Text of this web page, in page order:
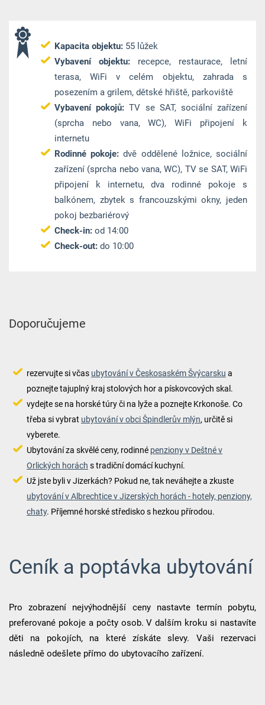
Kapacita objektu:55 lůžek
Vybavení objektu:recepce, restaurace, letní
terasa, WiFi v celém objektu, zahrada s
posezením a grilem, dětské hřiště, parkoviště
Vybavení pokojů: TV se SAT, sociální zařízení
(sprcha nebo vana, WC), WiFi připojení k
internetu
Rodinné pokoje: dvě oddělené ložnice, sociální
zařízení (sprcha nebo vana, WC), TV se SAT, WiFi
připojení k internetu, dva rodinné pokoje s
balkónem, zbytek s francouzskými okny, jeden
pokoj bezbariérový
Check-in:od 14:00
Check-out:do 10:00
Doporučujeme
rezervujte si včas ubytování v Českosaském Švýcarsku a
poznejte tajuplný kraj stolových hor a pískovcových skal.
vydejte se na horské túry či na lyže a poznejte Krkonoše. Co
třeba si vybrat ubytování v obci Špindlerův mlýn, určitě si
vyberete.
Ubytování za skvělé ceny, rodinné penziony v Deštné v
Orlických horách s tradiční domácí kuchyní.
Už jste byli v Jizerkách? Pokud ne, tak neváhejte a zkuste
ubytování v Albrechtice v Jizerských horách - hotely, penziony,
chaty. Příjemné horské středisko s hezkou přírodou.
Ceník a poptávka ubytování
Pro zobrazení nejvýhodnější ceny nastavte termín pobytu,
preferované pokoje a počty osob. V dalším kroku si nastavíte
děti na pokojích, na které získáte slevy. Vaši rezervaci
následně odešlete přímo do ubytovacího zařízení.